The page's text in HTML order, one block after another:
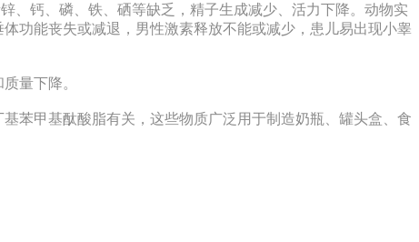
钙、磷、铁、硒等缺乏，精子生成减少、活力下降。动物实
功能丧失或减退，男性激素释放不能或减少，患儿易出现小睾
量下降。
甲基酞酸脂有关，这些物质广泛用于制造奶瓶、罐头盒、食